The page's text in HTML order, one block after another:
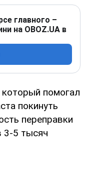
главного –
на OBOZ.UA в
помогал
покинуть
переправки
3-5 тысяч